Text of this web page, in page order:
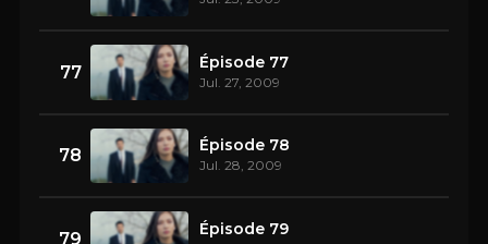
77 Épisode 77
Jul. 27, 2009
78 Épisode 78
Jul. 28, 2009
79 Épisode 79